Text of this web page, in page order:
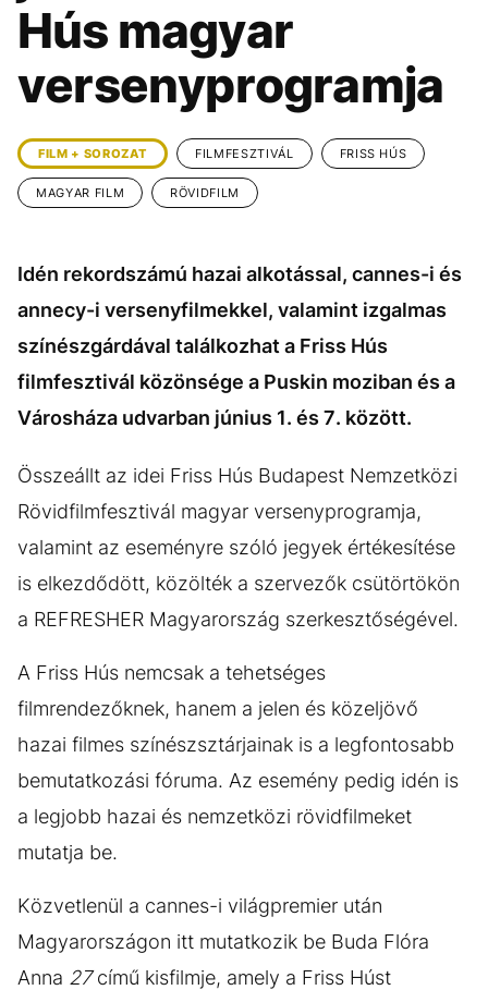
KÖZÉLET
ÉLETMÓD DESIGN
BESZÉLGETÉSEK ARCOK
VIDEÓ TÖRTÉNETEK
GASZTRO
Hús magyar
versenyprogramja
FILM + SOROZAT FILMFESZTIVÁL FRISS HÚS
MAGYAR FILM RÖVIDFILM
Idén rekordszámú hazai alkotással, cannes-i és
annecy-i versenyfilmekkel, valamint izgalmas
színészgárdával találkozhat a Friss Hús
filmfesztivál közönsége a Puskin moziban és a
Városháza udvarban június 1. és 7. között.
Összeállt az idei Friss Hús Budapest Nemzetközi
Rövidfilmfesztivál magyar versenyprogramja,
valamint az eseményre szóló jegyek értékesítése
is elkezdődött, közölték a szervezők csütörtökön
a REFRESHER Magyarország szerkesztőségével.
A Friss Hús nemcsak a tehetséges
filmrendezőknek, hanem a jelen és közeljövő
hazai filmes színészsztárjainak is a legfontosabb
bemutatkozási fóruma. Az esemény pedig idén is
a legjobb hazai és nemzetközi rövidfilmeket
mutatja be.
Közvetlenül a cannes-i világpremier után
Magyarországon itt mutatkozik be Buda Flóra
Anna 27című kisfilmje, amely a Friss Húst